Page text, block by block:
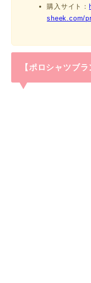
購入サイト：
sheek.com/
【ポロシャツブ